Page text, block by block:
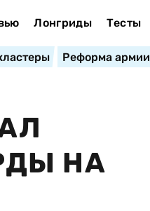
Лонгриды Тесты
Реформа армии
НА